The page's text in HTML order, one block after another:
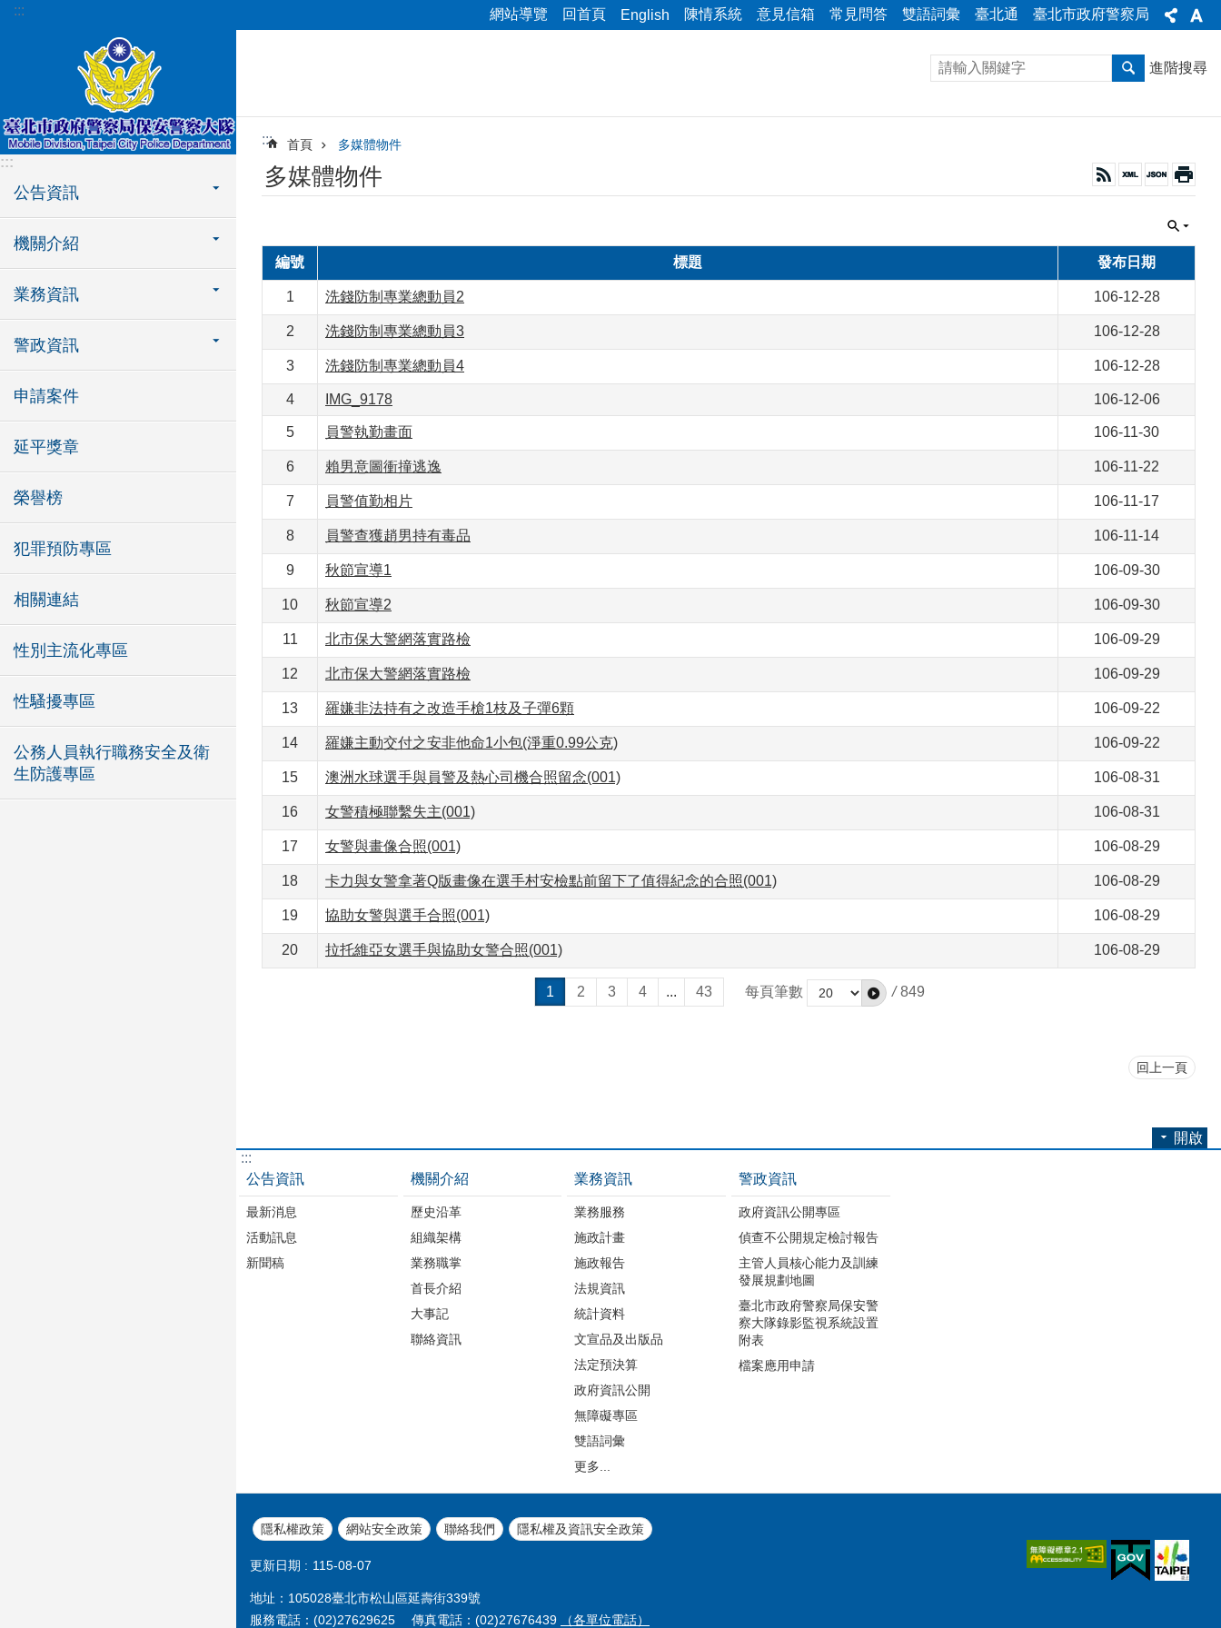
跳到主要內容區塊
::: 網站導覽 回首頁 English 陳情系統 意見信箱 常見問答 雙語詞彙 臺北通 臺北市政府警察局
:::
公告資訊
機關介紹
業務資訊
警政資訊
申請案件
延平獎章
榮譽榜
犯罪預防專區
相關連結
性別主流化專區
性騷擾專區
公務人員執行職務安全及衛
生防護專區
進階搜尋
::: 首頁 多媒體物件
多媒體物件
編號 標題 發布日期
1 洗錢防制專業總動員2 106-12-28
2 洗錢防制專業總動員3 106-12-28
3 洗錢防制專業總動員4 106-12-28
4 IMG_9178 106-12-06
5 員警執勤畫面 106-11-30
6 賴男意圖衝撞逃逸 106-11-22
7 員警值勤相片 106-11-17
8 員警查獲趙男持有毒品 106-11-14
9 秋節宣導1 106-09-30
10 秋節宣導2 106-09-30
11 北市保大警網落實路檢 106-09-29
12 北市保大警網落實路檢 106-09-29
13 羅嫌非法持有之改造手槍1枝及子彈6顆 106-09-22
14 羅嫌主動交付之安非他命1小包(淨重0.99公克) 106-09-22
15 澳洲水球選手與員警及熱心司機合照留念(001) 106-08-31
16 女警積極聯繫失主(001) 106-08-31
17 女警與畫像合照(001) 106-08-29
18 卡力與女警拿著Q版畫像在選手村安檢點前留下了值得紀念的合照(001) 106-08-29
19 協助女警與選手合照(001) 106-08-29
20 拉托維亞女選手與協助女警合照(001) 106-08-29
1 2 3 4 ... 43 每頁筆數 / 849
回上一頁
開啟
:::
公告資訊
最新消息
活動訊息
新聞稿
機關介紹
歷史沿革
組織架構
業務職掌
首長介紹
大事記
聯絡資訊
業務資訊
業務服務
施政計畫
施政報告
法規資訊
統計資料
文宣品及出版品
法定預決算
政府資訊公開
無障礙專區
雙語詞彙
更多...
警政資訊
政府資訊公開專區
偵查不公開規定檢討報告
主管人員核心能力及訓練
發展規劃地圖
臺北市政府警察局保安警
察大隊錄影監視系統設置
附表
檔案應用申請
隱私權政策 網站安全政策 聯絡我們 隱私權及資訊安全政策
更新日期 115-08-07
地址：105028臺北市松山區延壽街339號
服務電話：(02)27629625 傳真電話：(02)27676439
（各單位電話）